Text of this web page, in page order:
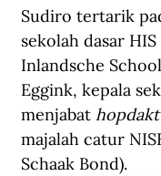
Sudiro tertarik
sekolah dasar
Inlandsche
Eggink, kepala
menjabat
majalah catur
Schaak Bond).